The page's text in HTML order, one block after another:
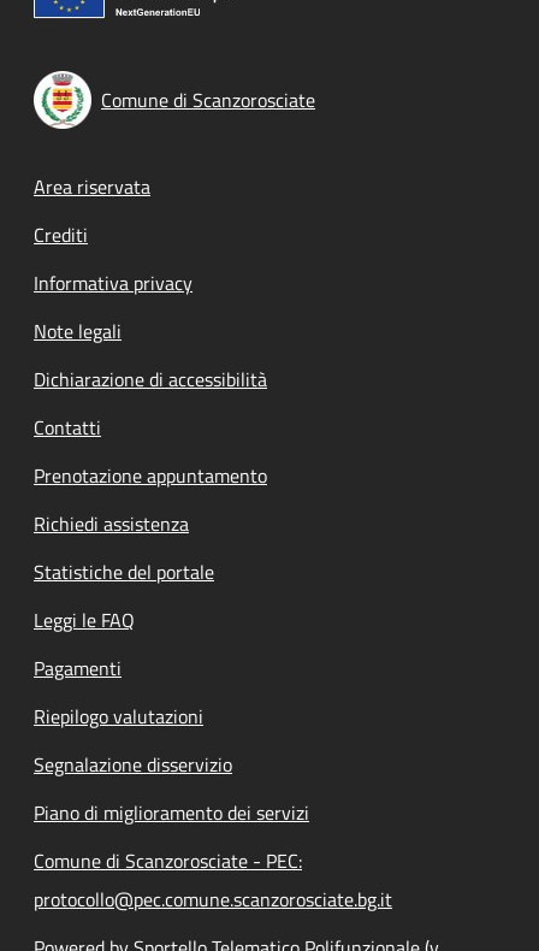
Comune di Scanzorosciate
Footer menu
Area riservata
Crediti
Informativa privacy
Note legali
Dichiarazione di accessibilità
Contatti
Prenotazione appuntamento
Richiedi assistenza
Statistiche del portale
Leggi le FAQ
Pagamenti
Riepilogo valutazioni
Segnalazione disservizio
Piano di miglioramento dei servizi
Comune di Scanzorosciate - PEC:
protocollo@pec.comune.scanzorosciate.bg.it